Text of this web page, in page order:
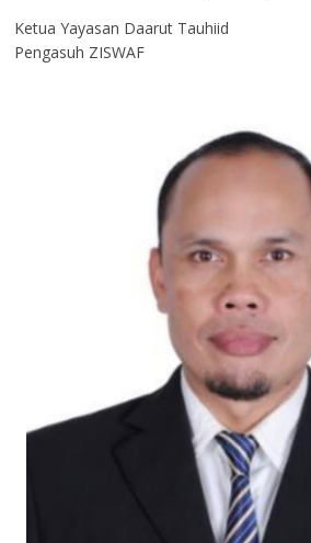
Ketua Yayasan Daarut Tauhiid
Pengasuh ZISWAF